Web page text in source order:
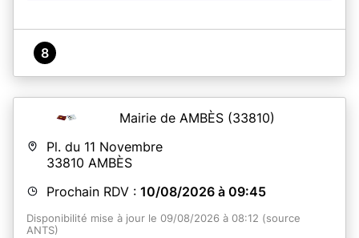
8
Mairie de AMBÈS (33810)
Pl. du 11 Novembre
33810 AMBÈS
Prochain RDV : 10/08/2026 à 09:45
Disponibilité mise à jour le 09/08/2026 à 08:12 (source
ANTS)